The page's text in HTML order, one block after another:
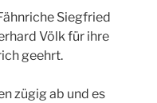
Siegfried
Völk für ihre
geehrt.
zügig ab und es